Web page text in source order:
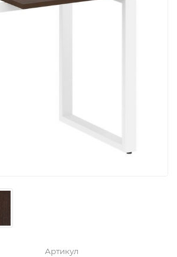
Артикул